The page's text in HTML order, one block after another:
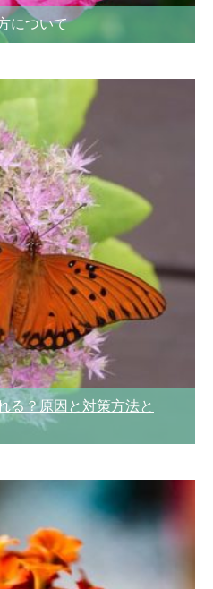
について
る？原因と対策方法と